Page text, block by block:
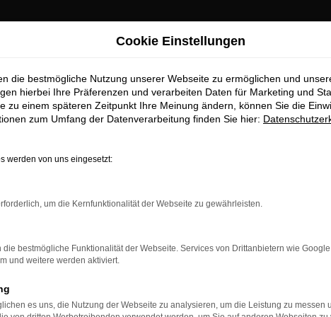
Cookie Einstellungen
die bestmögliche Nutzung unserer Webseite zu ermöglichen und
hierbei Ihre Präferenzen und verarbeiten Daten für Marketing und
zu einem späteren Zeitpunkt Ihre Meinung ändern, können Sie die
zum Umfang der Datenverarbeitung finden Sie hier:
werden von uns eingesetzt:
um die Kernfunktionalität der Webseite zu gewährleisten.
die bestmögliche Funktionalität der Webseite. Services von Drittanbietern wie
und weitere werden aktiviert.
es uns, die Nutzung der Webseite zu analysieren, um die Leistung zu messen